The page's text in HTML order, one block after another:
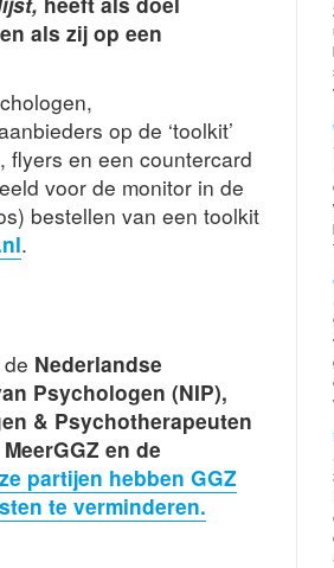
als zij op een
op de ‘toolkit’
flyers en een countercard
voor de monitor in de
bestellen van een toolkit
.
Nederlandse
Psychologen (NIP),
& Psychotherapeuten
en de
partijen hebben GGZ
te verminderen.